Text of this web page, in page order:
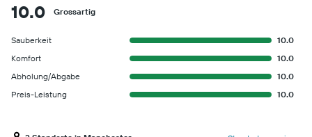
10.0 Grossartig
Sauberkeit
10.0
Komfort
10.0
Abholung/Abgabe
10.0
Preis-Leistung
10.0